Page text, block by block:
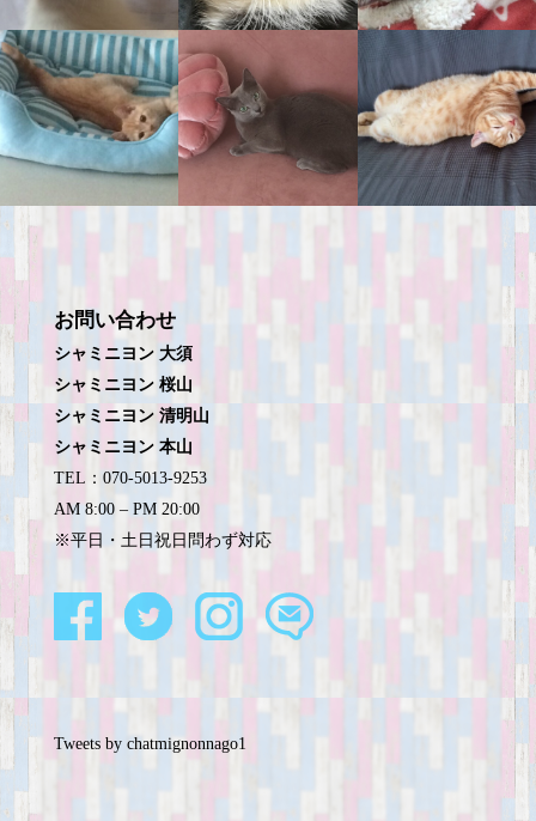
お問い合わせ
シャミニヨン 大須
シャミニヨン 桜山
シャミニヨン 清明山
シャミニヨン 本山
TEL：070-5013-9253
AM 8:00 – PM 20:00
※平日・土日祝日問わず対応
Tweets by chatmignonnago1